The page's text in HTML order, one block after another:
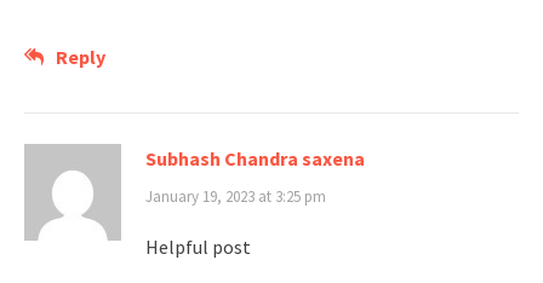
Reply
Subhash Chandra saxena
January 19, 2023 at 3:25 pm
Helpful post